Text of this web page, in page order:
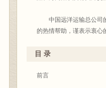
中国远洋运输总公司的
的热情帮助，谨表示衷心
海事涉及的学科很多，
目 录
前言